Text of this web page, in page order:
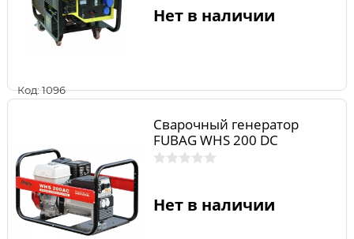
Код: 1096
Нет в наличии
Сварочный генератор
FUBAG WHS 200 DC
Нет в наличии